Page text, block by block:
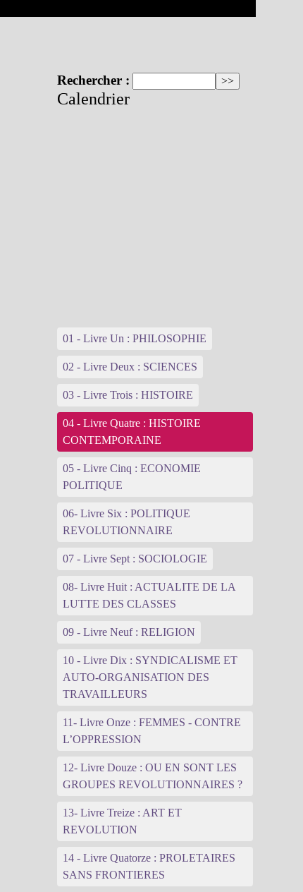
Rechercher :
Calendrier
01 - Livre Un : PHILOSOPHIE
02 - Livre Deux : SCIENCES
03 - Livre Trois : HISTOIRE
04 - Livre Quatre : HISTOIRE
CONTEMPORAINE
05 - Livre Cinq : ECONOMIE
POLITIQUE
06- Livre Six : POLITIQUE
REVOLUTIONNAIRE
07 - Livre Sept : SOCIOLOGIE
08- Livre Huit : ACTUALITE DE LA
LUTTE DES CLASSES
09 - Livre Neuf : RELIGION
10 - Livre Dix : SYNDICALISME ET
AUTO-ORGANISATION DES
TRAVAILLEURS
11- Livre Onze : FEMMES - CONTRE
L’OPPRESSION
12- Livre Douze : OU EN SONT LES
GROUPES REVOLUTIONNAIRES ?
13- Livre Treize : ART ET
REVOLUTION
14 - Livre Quatorze : PROLETAIRES
SANS FRONTIERES